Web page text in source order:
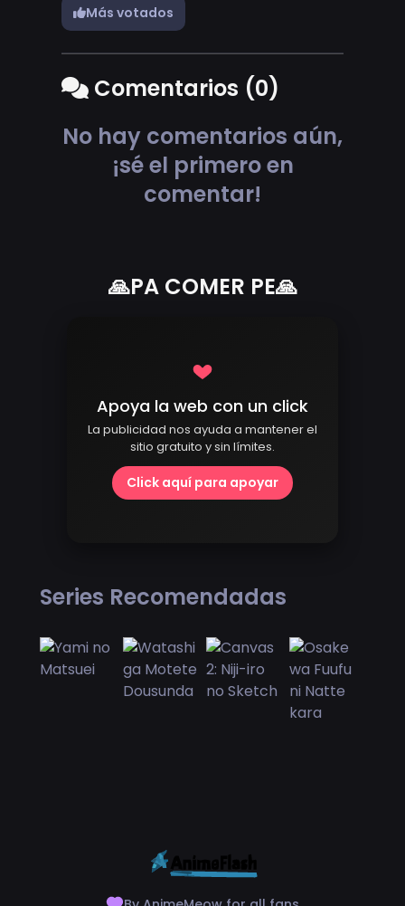
Más votados
Comentarios (0)
No hay comentarios aún,
¡sé el primero en
comentar!
🙏PA COMER PE🙏
Apoya la web con un click
La publicidad nos ayuda a mantener el
sitio gratuito y sin límites.
Click aquí para apoyar
Series Recomendadas